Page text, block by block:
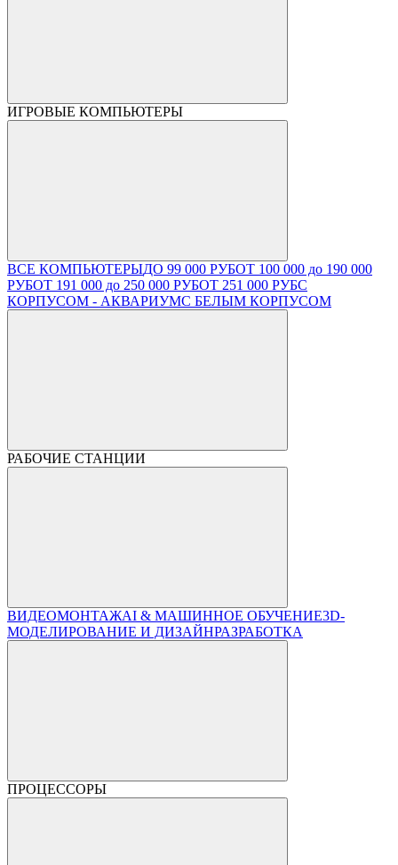
ИГРОВЫЕ КОМПЬЮТЕРЫ
ВСЕ КОМПЬЮТЕРЫДО 99 000 РУБОТ 100 000 до 190 000
РУБОТ 191 000 до 250 000 РУБОТ 251 000 РУБС
КОРПУСОМ - АКВАРИУМС БЕЛЫМ КОРПУСОМ
РАБОЧИЕ СТАНЦИИ
ВИДЕОМОНТАЖAI & МАШИННОЕ ОБУЧЕНИЕ3D-
МОДЕЛИРОВАНИЕ И ДИЗАЙНРАЗРАБОТКА
ПРОЦЕССОРЫ